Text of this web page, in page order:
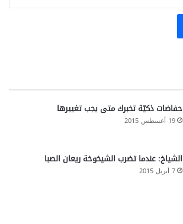
حفاضات ذكيّة تخبرك متى يجب تغييرها
19 أغسطس 2015
الشياخ: عندما تضرب الشيخوخة ريعان الصبا
7 أبريل 2015